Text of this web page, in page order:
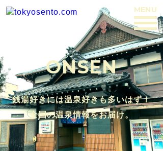
ONSEN
銭湯好きには温泉好きも多いはず！
全国の温泉情報をお届け。
MENU
BACK